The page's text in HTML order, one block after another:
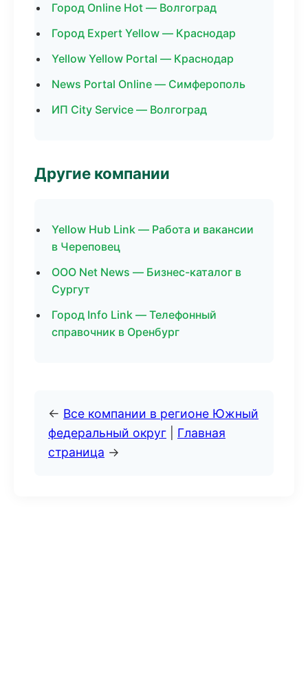
Город Online Hot — Волгоград
Город Expert Yellow — Краснодар
Yellow Yellow Portal — Краснодар
News Portal Online — Симферополь
ИП City Service — Волгоград
Другие компании
Yellow Hub Link — Работа и вакансии
в Череповец
ООО Net News — Бизнес-каталог в
Сургут
Город Info Link — Телефонный
справочник в Оренбург
← Все компании в регионе Южный
федеральный округ
Главная
страница →